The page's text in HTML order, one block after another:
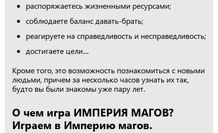
распоряжаетесь жизненными ресурсами;
соблюдаете баланс давать-брать;
реагируете на справедливость и несправедливость;
достигаете цели....
Кроме того, это возможность познакомиться с новыми
людьми, причем за несколько часов узнать их так,
будто вы были знакомы уже пару лет.
О чем игра ИМПЕРИЯ МАГОВ?
Играем в Империю магов.